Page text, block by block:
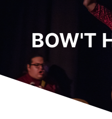
DÒCUBOW'T